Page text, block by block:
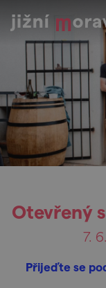
Otevřený
7.
Přijeďte se